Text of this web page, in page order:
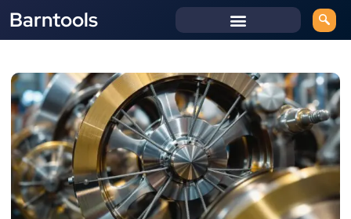
Barntools